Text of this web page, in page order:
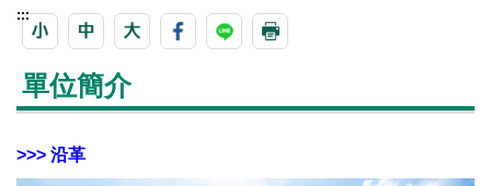
:::
單位簡介
>>> 沿革